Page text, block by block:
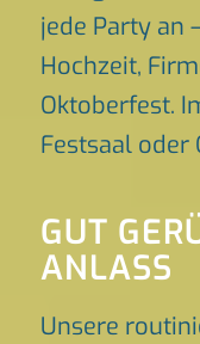
jede Party an
Hochzeit,
Oktoberfest.
Festsaal oder
GUT
ANLASS
Unsere